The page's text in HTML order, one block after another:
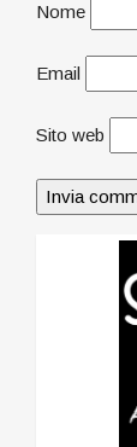
Nome
Email
Sito web